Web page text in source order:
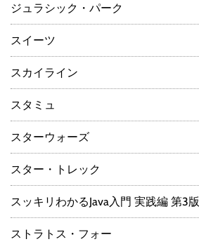
ジュラシック・パーク
スイーツ
スカイライン
スタミュ
スターウォーズ
スター・トレック
スッキリわかるJava入門 実践編 第3版
ストラトス・フォー